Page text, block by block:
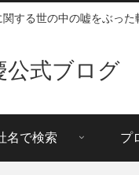
する世の中の嘘をぶった
公式ブログ
名で検索 プ